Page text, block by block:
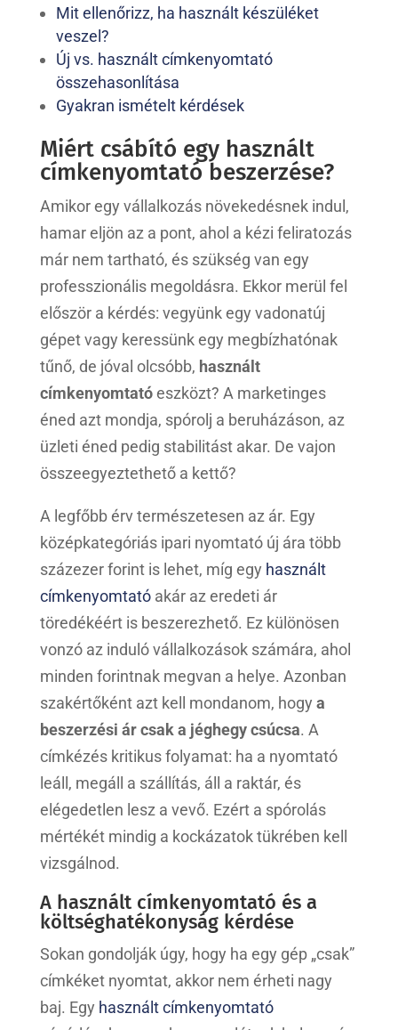
Mit ellenőrizz, ha használt készüléket
veszel?
Új vs. használt címkenyomtató
összehasonlítása
Gyakran ismételt kérdések
Miért csábító egy használt
címkenyomtató beszerzése?
Amikor egy vállalkozás növekedésnek indul,
hamar eljön az a pont, ahol a kézi feliratozás
már nem tartható, és szükség van egy
professzionális megoldásra. Ekkor merül fel
először a kérdés: vegyünk egy vadonatúj
gépet vagy keressünk egy megbízhatónak
tűnő, de jóval olcsóbb, használt
címkenyomtatóeszközt? A marketinges
éned azt mondja, spórolj a beruházáson, az
üzleti éned pedig stabilitást akar. De vajon
összeegyeztethető a kettő?
A legfőbb érv természetesen az ár. Egy
középkategóriás ipari nyomtató új ára több
százezer forint is lehet, míg egy használt
címkenyomtatóakár az eredeti ár
töredékéért is beszerezhető. Ez különösen
vonzó az induló vállalkozások számára, ahol
minden forintnak megvan a helye. Azonban
szakértőként azt kell mondanom, hogy a
beszerzési ár csak a jéghegy csúcsa. A
címkézés kritikus folyamat: ha a nyomtató
leáll, megáll a szállítás, áll a raktár, és
elégedetlen lesz a vevő. Ezért a spórolás
mértékét mindig a kockázatok tükrében kell
vizsgálnod.
A használt címkenyomtató és a
költséghatékonyság kérdése
Sokan gondolják úgy, hogy ha egy gép „csak”
címkéket nyomtat, akkor nem érheti nagy
baj. Egy használt címkenyomtató